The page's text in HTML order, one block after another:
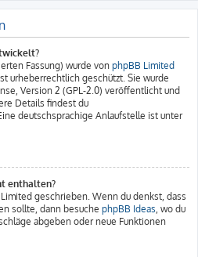
Fassung) wurde von phpBB Limited
urheberrechtlich geschützt. Sie wurde
Version 2 (GPL-2.0) veröffentlicht und
Details findest du
Eine deutschsprachige Anlaufstelle ist unter
enthalten?
geschrieben. Wenn du denkst, dass
sollte, dann besuche phpBB Ideas , wo du
abgeben oder neue Funktionen